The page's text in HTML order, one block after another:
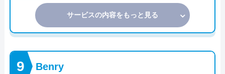
サービスの内容をもっと見る
Benry